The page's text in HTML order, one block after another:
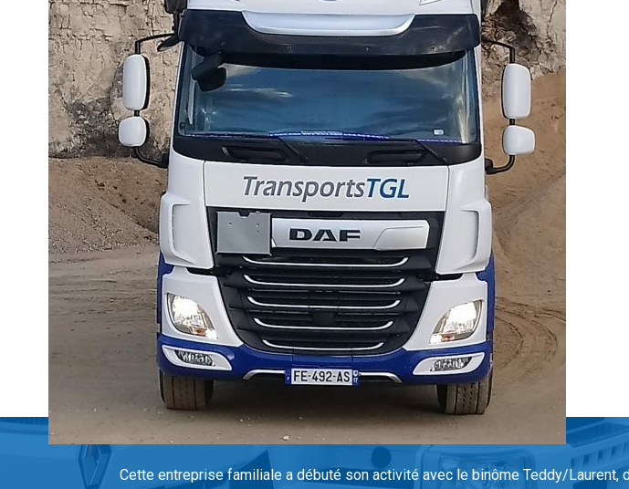
Cette entreprise familiale a débuté son activité avec le binôme Teddy/Laurent,